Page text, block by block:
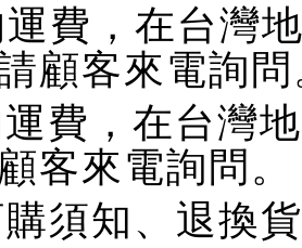
費，在台灣
顧客來電詢
費，在台灣
客來電詢問。
須知、退換